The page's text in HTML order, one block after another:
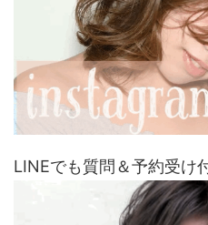
LINEでも質問＆予約受け